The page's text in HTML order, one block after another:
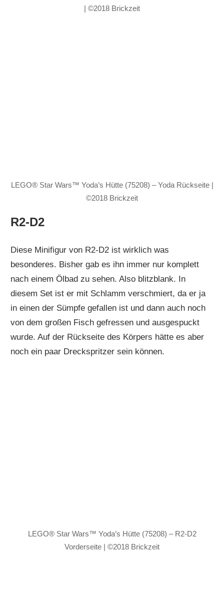
| ©2018 Brickzeit
LEGO® Star Wars™ Yoda’s Hütte (75208) – Yoda Rückseite |
©2018 Brickzeit
R2-D2
Diese Minifigur von R2-D2 ist wirklich was
besonderes. Bisher gab es ihn immer nur komplett
nach einem Ölbad zu sehen. Also blitzblank. In
diesem Set ist er mit Schlamm verschmiert, da er ja
in einen der Sümpfe gefallen ist und dann auch noch
von dem großen Fisch gefressen und ausgespuckt
wurde. Auf der Rückseite des Körpers hätte es aber
noch ein paar Dreckspritzer sein können.
LEGO® Star Wars™ Yoda’s Hütte (75208) – R2-D2
Vorderseite | ©2018 Brickzeit